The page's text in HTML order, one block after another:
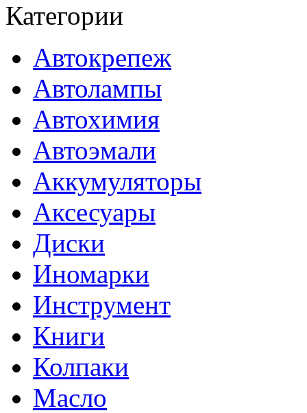
Категории
Автокрепеж
Автолампы
Автохимия
Автоэмали
Аккумуляторы
Аксесуары
Диски
Иномарки
Инструмент
Книги
Колпаки
Масло